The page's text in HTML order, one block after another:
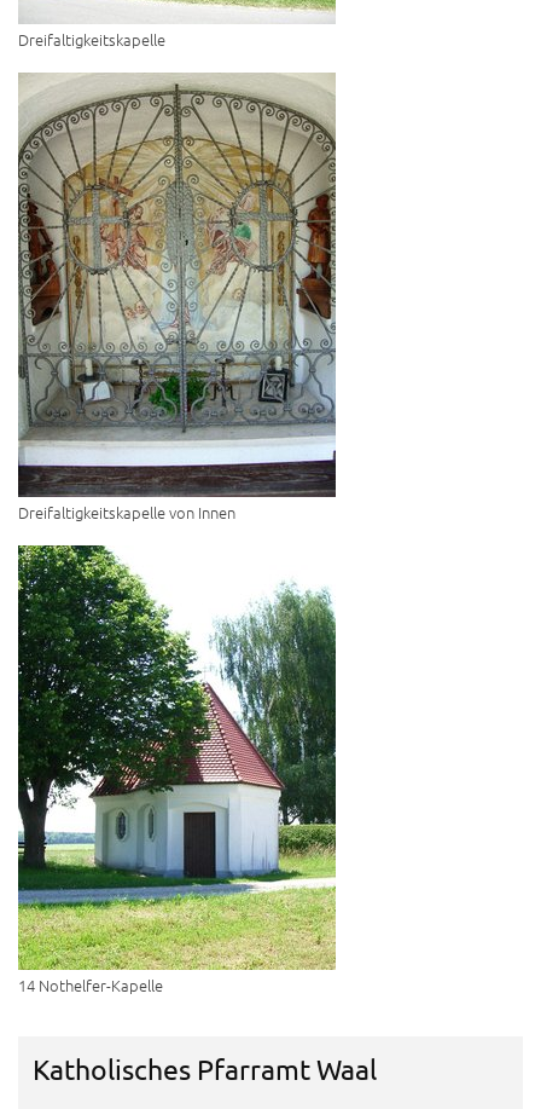
Dreifaltigkeitskapelle
Dreifaltigkeitskapelle von Innen
14 Nothelfer-Kapelle
Katholisches Pfarramt Waal